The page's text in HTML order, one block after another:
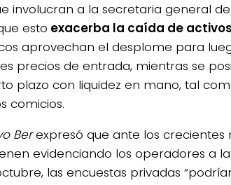
involucran a la secretaria general
esto exacerba la caída de activos
aprovechan el desplome para
precios de entrada, mientras se
plazo con liquidez en mano, tal
comicios.
Berexpresó que ante los crecientes
evidenciando los operadores a
las encuestas privadas